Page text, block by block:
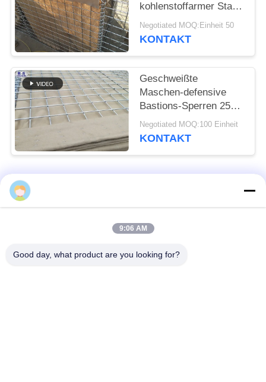
kohlenstoffarmer Stahl-
Eisen-Draht-Material
Flut Contro
Negotiated MOQ:Einheit 50
KONTAKT
Geschweißte
Maschen-defensive
Bastions-Sperren 25
Jahre Leben-Dauer-
kohlenstoffarme
Negotiated MOQ:100 Einheit
KONTAKT
Alle
Militärsperre
9:06 AM
Good day, what product are you looking for?